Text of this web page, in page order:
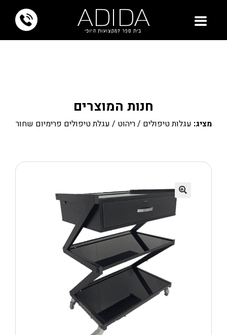
חנות המוצרים
מציג: עגלות טיפולים /ריהוט / עגלת טיפולים פרימיום שחור